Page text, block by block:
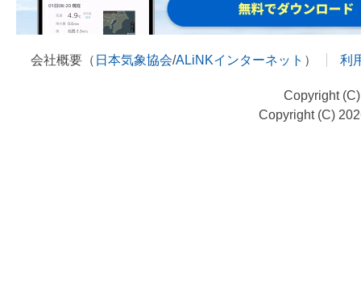
会社概要（ 日本気象協会/ALiNKインターネット ） 利
Copyright
Copyright (C)